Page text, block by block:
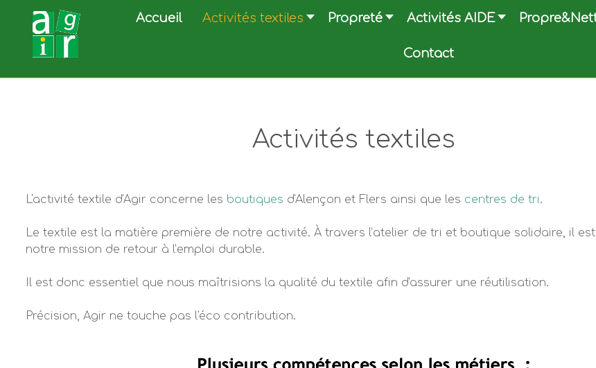
Accueil Activités textiles Propreté Activités AIDE
Contact
Activités textiles
L'activité textile d'Agir concerne les boutiques d'Alençon et Flers ainsi que les centres de tri.
Le textile est la matière première de notre activité. À travers l’atelier de tri et boutique solidaire, il
notre mission de retour à l’emploi durable.
Il est donc essentiel que nous maîtrisions la qualité du textile afin d'assurer une réutilisation.
Précision, Agir ne touche pas l'éco contribution.